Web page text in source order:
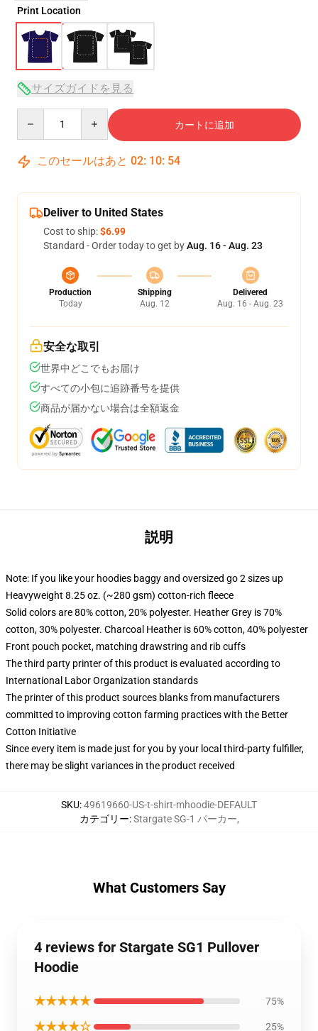
Print Location
サイズガイドを見る
カートに追加
このセールはあと 02: 10: 54
Deliver to United States
Cost to ship:$6.99
Standard - Order today to get byAug. 16 - Aug. 23
Production
Today
Shipping
Aug. 12
Delivered
Aug. 16 - Aug. 23
安全な取引
世界中どこでもお届け
すべての小包に追跡番号を提供
商品が届かない場合は全額返金
説明
Note: If you like your hoodies baggy and oversized go 2 sizes up
Heavyweight 8.25 oz. (~280 gsm) cotton-rich fleece
Solid colors are 80% cotton, 20% polyester. Heather Grey is 70%
cotton, 30% polyester. Charcoal Heather is 60% cotton, 40% polyester
Front pouch pocket, matching drawstring and rib cuffs
The third party printer of this product is evaluated according to
International Labor Organization standards
The printer of this product sources blanks from manufacturers
committed to improving cotton farming practices with the Better
Cotton Initiative
Since every item is made just for you by your local third-party fulfiller,
there may be slight variances in the product received
SKU:49619660-US-t-shirt-mhoodie-DEFAULT
カテゴリー:Stargate SG-1 パーカー,
What Customers Say
4 reviews for Stargate SG1 Pullover
Hoodie
★★★★★ 75%
★★★★☆ 25%